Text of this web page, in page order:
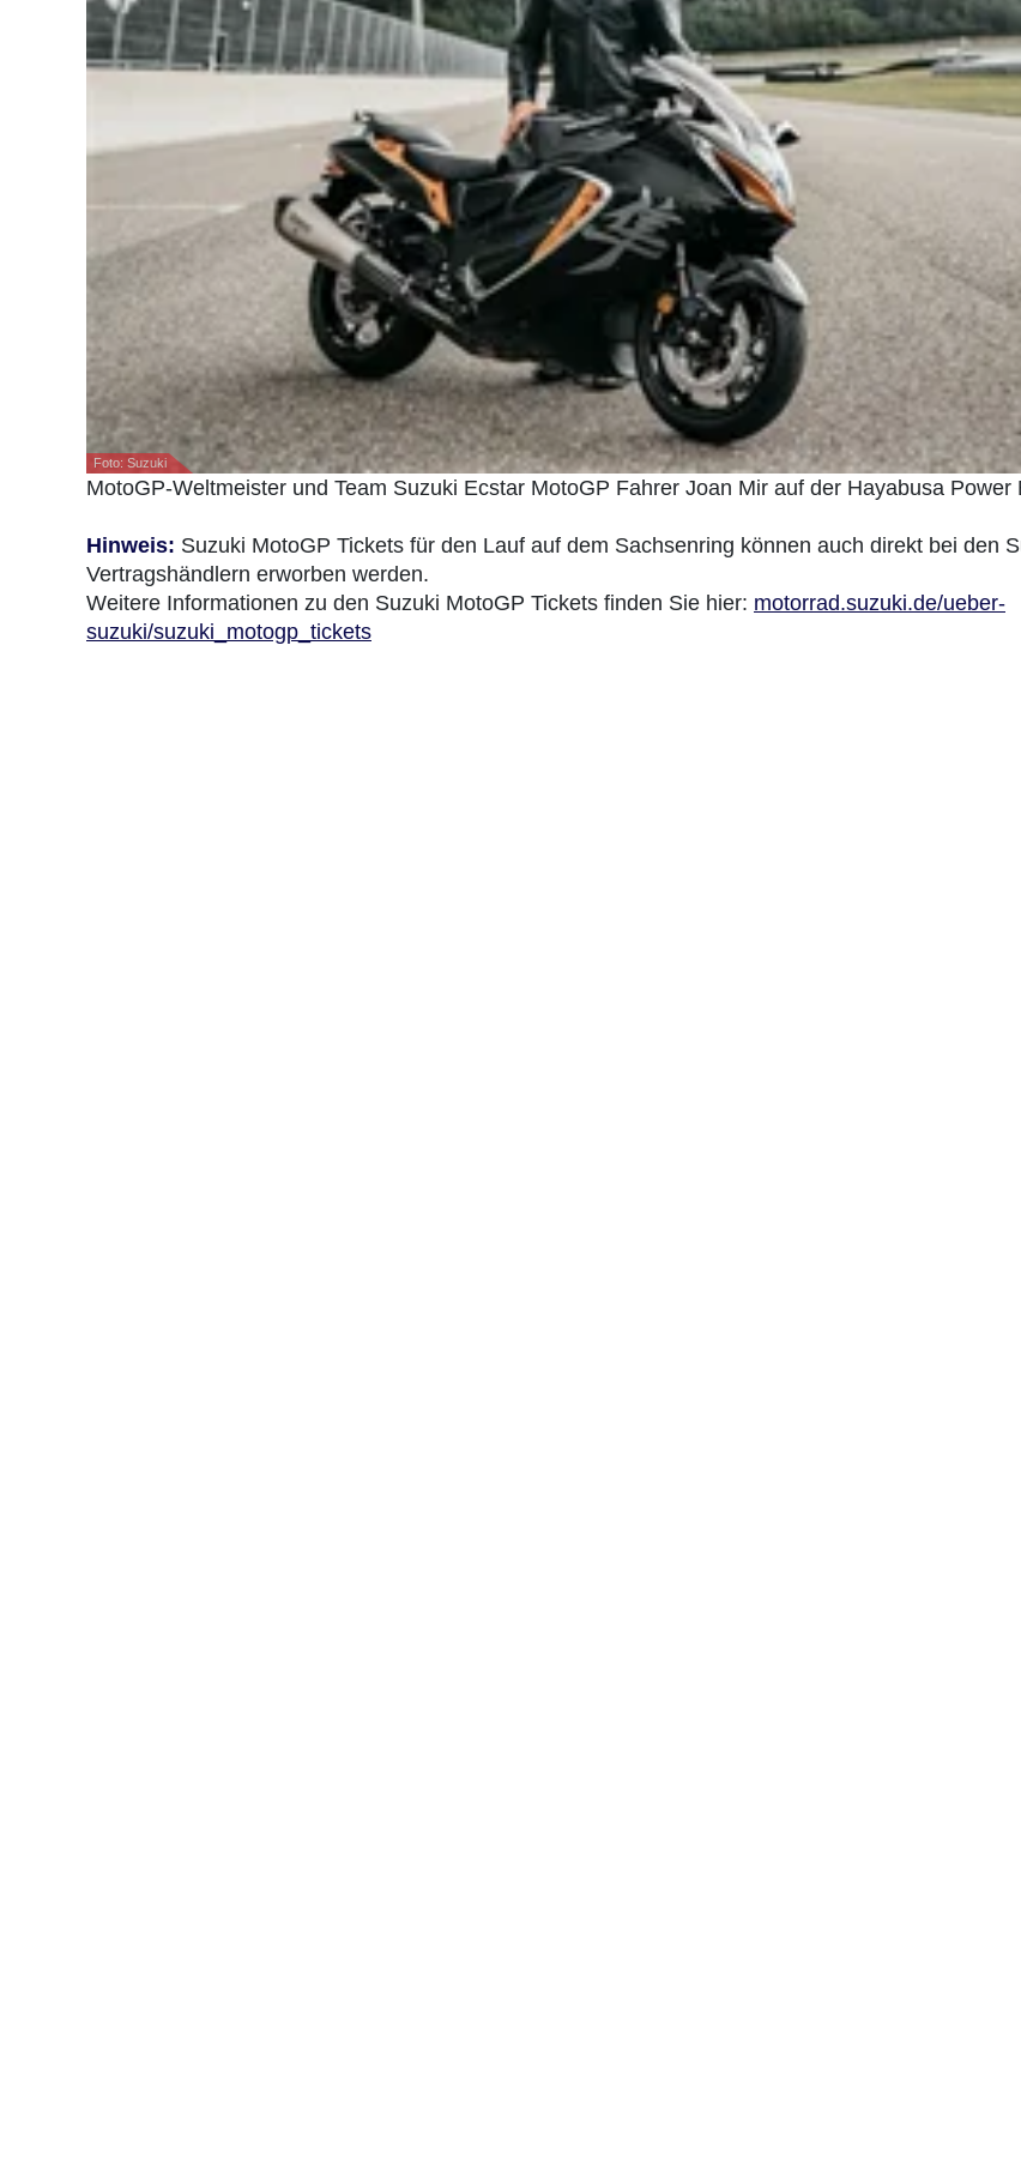
Foto: Suzuki
MotoGP-Weltmeister und Team Suzuki Ecstar MotoGP Fahrer Joan Mir auf der Hayabusa Power
Hinweis: Suzuki MotoGP Tickets für den Lauf auf dem Sachsenring können auch direkt bei den
Vertragshändlern erworben werden.
Weitere Informationen zu den Suzuki MotoGP Tickets finden Sie hier: motorrad.suzuki.de/ueber-
suzuki/suzuki_motogp_tickets